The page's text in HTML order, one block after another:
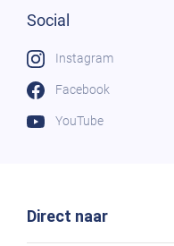
Direct naar
Social
Instagram
Facebook
YouTube